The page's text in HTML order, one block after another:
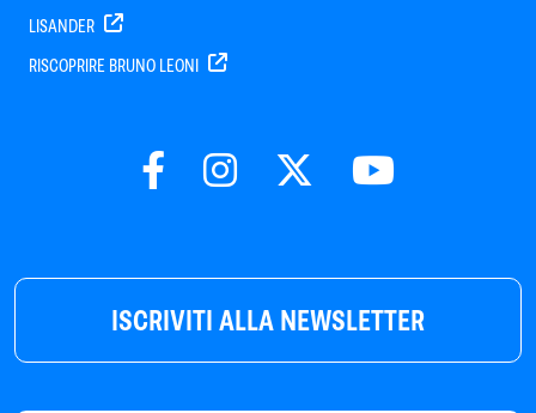
ISCRIVITI ALLA NEWSLETTER
LISANDER
RISCOPRIRE BRUNO LEONI